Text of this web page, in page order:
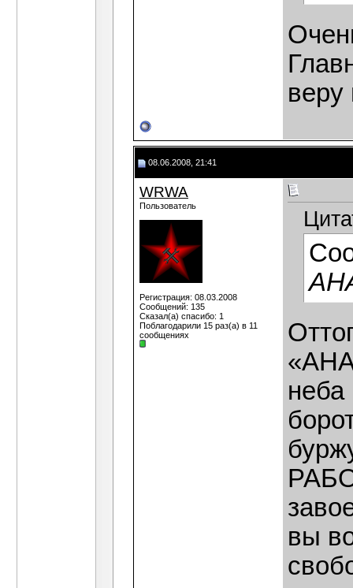
веру
08.06.2008, 21:41
WRWA
Пользователь
Регистрация: 08.03.2008
Сообщений: 135
Сказал(а) спасибо: 1
Поблагодарили 15 раз(а) в 11
сообщениях
неба
вы